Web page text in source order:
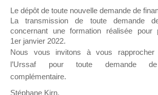
sur lequel il est possible de laisser un
ou poser une question.
NB : Il est nécessaire d’être
pouvoir rejoindre ce groupe
Le dépôt de toute nouvelle demande de
La transmission de toute demande
concernant une formation réalisée
1er janvier 2022.
Nous vous invitons à vous
l’Urssaf pour toute demande de
complémentaire.
Stéphane Kirn,